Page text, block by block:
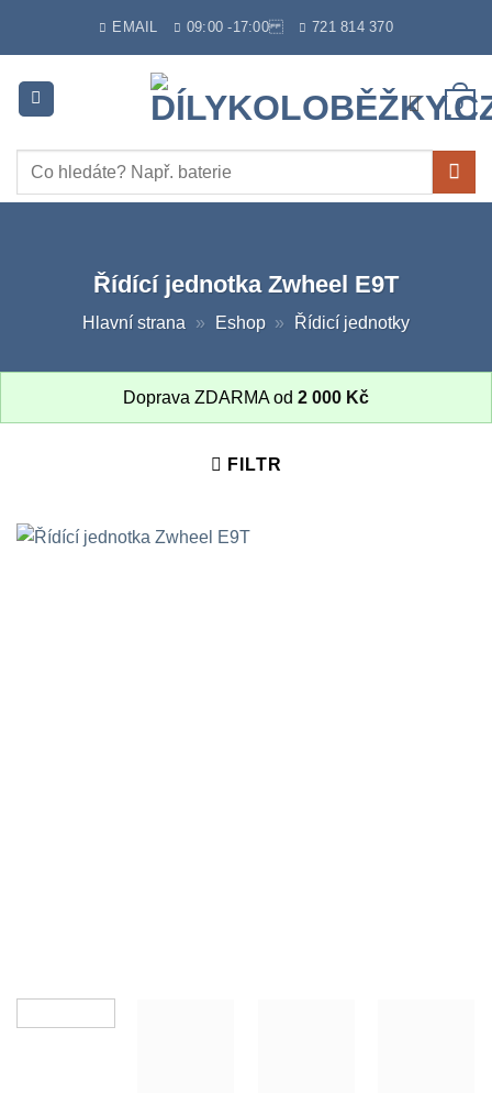
EMAIL 09:00 -17:00 721 814 370
0
Hledat:
Řídící jednotka Zwheel E9T
Hlavní strana » Eshop » Řídicí jednotky
Doprava ZDARMA od 2 000 Kč
FILTR